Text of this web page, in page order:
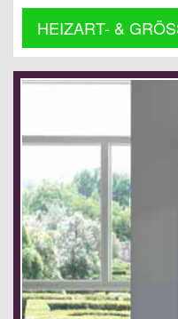
HEIZART- &